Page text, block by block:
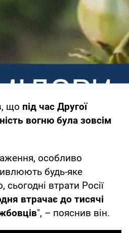
що під час Другої
вогню була зовсім
особливо
будь-яке
сьогодні втрати Росії
втрачає до тисячі
", – пояснив він.